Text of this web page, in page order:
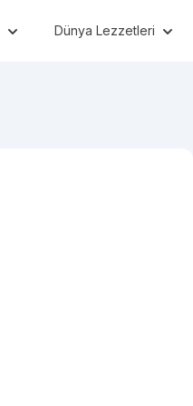
Dünya Lezzetleri